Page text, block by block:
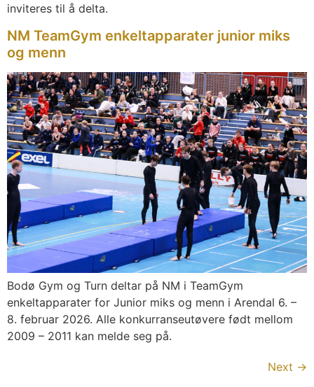
inviteres til å delta.
NM TeamGym enkeltapparater junior miks
og menn
Bodø Gym og Turn deltar på NM i TeamGym
enkeltapparater for Junior miks og menn i Arendal 6. –
8. februar 2026. Alle konkurranseutøvere født mellom
2009 – 2011 kan melde seg på.
Next →